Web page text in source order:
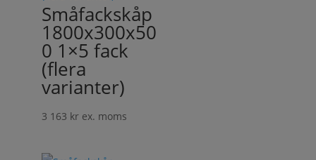
Småfackskåp
1800x300x50
0 1×5 fack
(flera
varianter)
3 163 kr ex. moms